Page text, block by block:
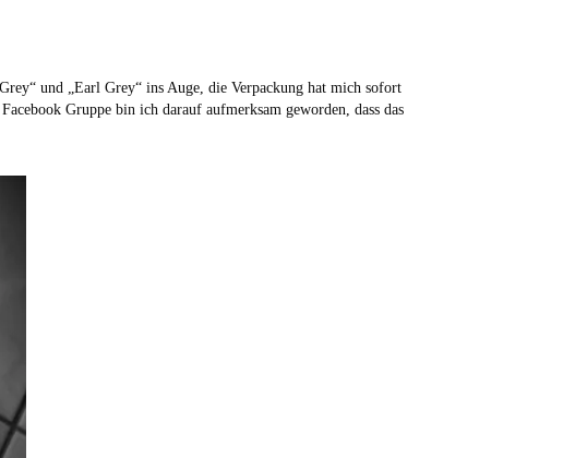
und „Earl Grey“ ins Auge, die Verpackung hat mich sofort
Gruppe bin ich darauf aufmerksam geworden, dass das